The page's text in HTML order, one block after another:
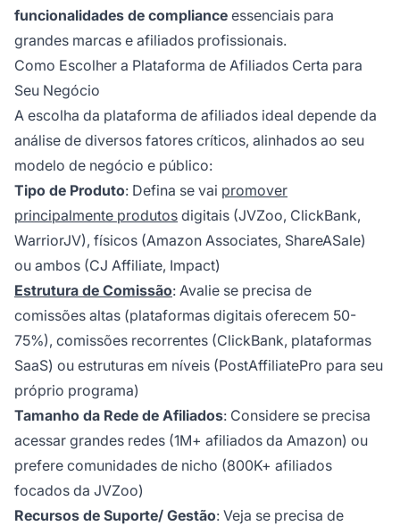
funcionalidades de compliance essenciais para
grandes marcas e afiliados profissionais.
Como Escolher a Plataforma de Afiliados Certa para
Seu Negócio
A escolha da plataforma de afiliados ideal depende da
análise de diversos fatores críticos, alinhados ao seu
modelo de negócio e público:
Tipo de Produto: Defina se vai promover
principalmente produtos digitais (JVZoo, ClickBank,
WarriorJV), físicos (Amazon Associates, ShareASale)
ou ambos (CJ Affiliate, Impact)
Estrutura de Comissão: Avalie se precisa de
comissões altas (plataformas digitais oferecem 50-
75%), comissões recorrentes (ClickBank, plataformas
SaaS) ou estruturas em níveis (PostAffiliatePro para seu
próprio programa)
Tamanho da Rede de Afiliados: Considere se precisa
acessar grandes redes (1M+ afiliados da Amazon) ou
prefere comunidades de nicho (800K+ afiliados
focados da JVZoo)
Recursos de Suporte/ Gestão: Veja se precisa de